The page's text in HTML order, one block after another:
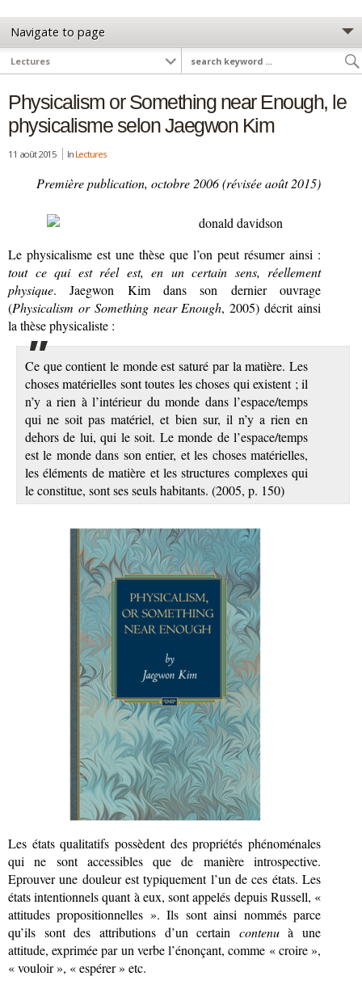
Physicalism or Something near Enough, le
physicalisme selon Jaegwon Kim
11 août 2015 In Lectures
Première publication, octobre 2006 (révisée août 2015)
Le physicalisme est une thèse que l’on peut résumer ainsi :
tout ce qui est réel est, en un certain sens, réellement
physique. Jaegwon Kim dans son dernier ouvrage
(Physicalism or Something near Enough, 2005) décrit ainsi
la thèse physicaliste :
Ce que contient le monde est saturé par la matière. Les
choses matérielles sont toutes les choses qui existent ; il
n’y a rien à l’intérieur du monde dans l’espace/temps
qui ne soit pas matériel, et bien sur, il n’y a rien en
dehors de lui, qui le soit. Le monde de l’espace/temps
est le monde dans son entier, et les choses matérielles,
les éléments de matière et les structures complexes qui
le constitue, sont ses seuls habitants. (2005, p. 150)
Les états qualitatifs possèdent des propriétés phénoménales
qui ne sont accessibles que de manière introspective.
Eprouver une douleur est typiquement l’un de ces états. Les
états intentionnels quant à eux, sont appelés depuis Russell, «
attitudes propositionnelles ». Ils sont ainsi nommés parce
qu’ils sont des attributions d’un certain contenuà une
attitude, exprimée par un verbe l’énonçant, comme « croire »,
« vouloir », « espérer » etc.